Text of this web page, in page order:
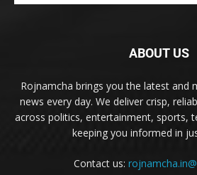
ABOUT US
Rojnamcha brings you the latest and
news every day. We deliver crisp,
across politics, entertainment, sports,
keeping you informed in
Contact us: